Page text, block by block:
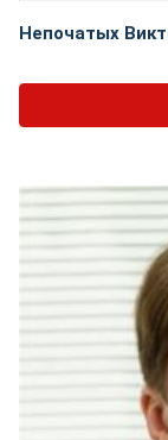
Непочатых